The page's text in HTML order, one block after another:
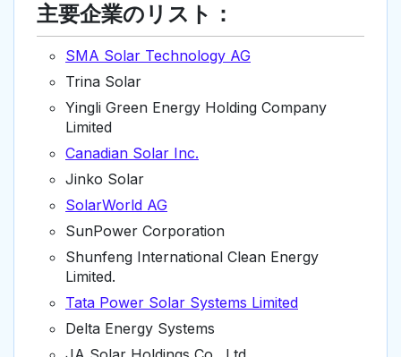
主要企業のリスト：
SMA Solar Technology AG
Trina Solar
Yingli Green Energy Holding Company
Limited
Canadian Solar Inc.
Jinko Solar
SolarWorld AG
SunPower Corporation
Shunfeng International Clean Energy
Limited.
Tata Power Solar Systems Limited
Delta Energy Systems